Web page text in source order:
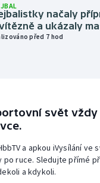
načaly
vítězně a ukázaly
před 7 hod
svět vždy
a apkou iVysílání ve
po ruce. Sledujte přímé
a kdykoli.